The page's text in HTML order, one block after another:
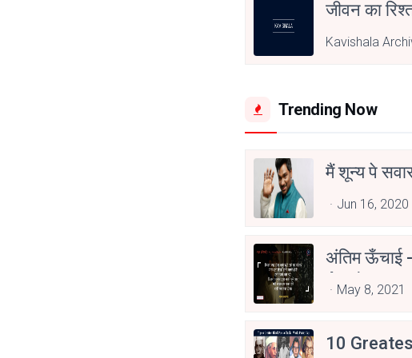
जीवन का
Kavishala
Trending Now
मैं शून्य पे
Jun 16, 2020
अंतिम ऊँचाई
Aspirants
May 8, 2021
10